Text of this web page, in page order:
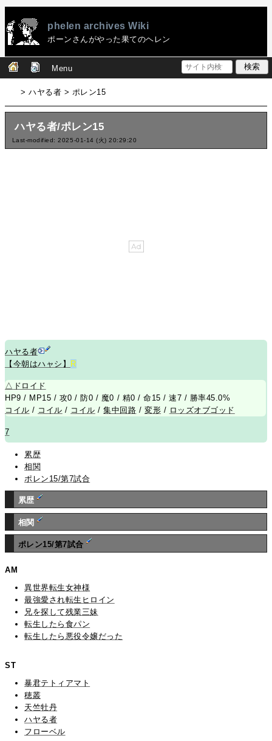
phelen archives Wiki
ポーンさんがやった果てのヘレン
Menu
> ハヤる者 > ポレン15
ハヤる者/ポレン15
Last-modified: 2025-01-14 (火) 20:29:20
ハヤる者
【今朝はハャシ】
R
△ ドロイド
HP9 / MP15 / 攻0 / 防0 / 魔0 / 精0 / 命15 / 速7 / 勝率45.0%
コイル / コイル / コイル /集中回路 /変形 / ロッズオブゴッド
7
累歴
相関
ポレン15/第7試合
累歴
相関
ポレン15/第7試合
AM
異世界転生女神様
最強愛され転生ヒロイン
兄を探して残業三妹
転生したら食パン
転生したら悪役令嬢だった
ST
暴君テトィアマト
穂叢
天竺牡丹
ハヤる者
フローベル